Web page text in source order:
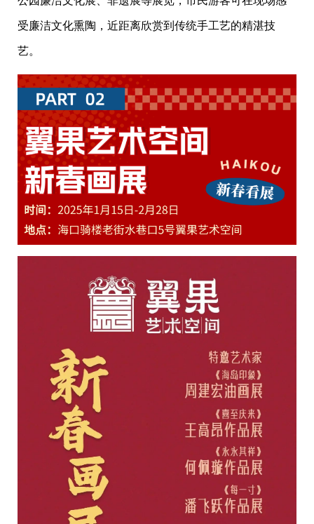
受廉洁文化熏陶，近距离欣赏到传统手工艺的精湛技
艺。